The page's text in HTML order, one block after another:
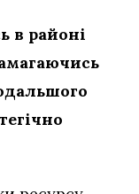
в районі